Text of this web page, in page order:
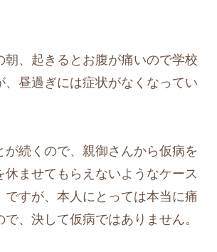
朝、起きるとお腹が痛いので学校
、昼過ぎには症状がなくなってい
が続くので、親御さんから仮病を
休ませてもらえないようなケース
ですが、本人にとっては本当に痛
、決して仮病ではありません。